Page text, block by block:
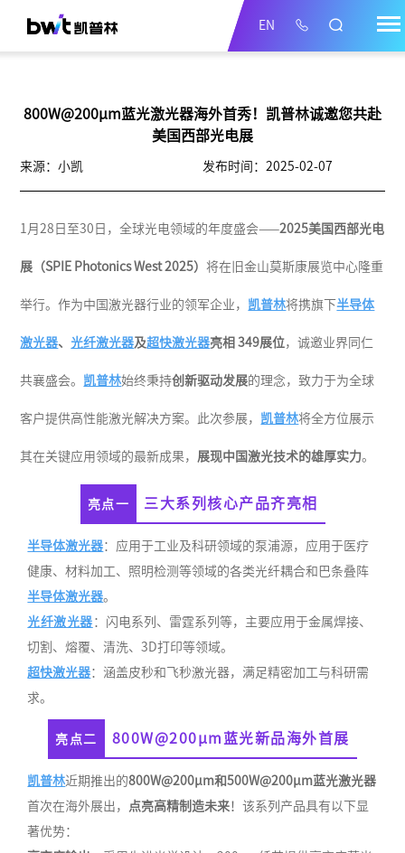
EN
800W@200μm蓝光激光器海外首秀！凯普林诚邀您共赴
美国西部光电展
来源：小凯 发布时间：2025-02-07
1月28日至30日，全球光电领域的年度盛会——2025美国西部光电
展（SPIE Photonics West 2025）将在旧金山莫斯康展览中心隆重
举行。作为中国激光器行业的领军企业， 凯普林将携旗下半导体
激光器、 光纤激光器及超快激光器亮相 349展位，诚邀业界同仁
共襄盛会。 凯普林始终秉持创新驱动发展的理念，致力于为全球
客户提供高性能激光解决方案。此次参展， 凯普林将全方位展示
其在关键应用领域的最新成果， 展现中国激光技术的雄厚实力。
亮点一 三大系列核心产品齐亮相
半导体激光器：应用于工业及科研领域的泵浦源 ，应用于医疗
健康、材料加工、照明检测等领域的各类光纤耦合和巴条叠阵
半导体激光器。
光纤激光器 ：闪电系列、雷霆系列等，主要应用于金属焊接、
切割、熔覆、清洗、3D打印等领域。
超快激光器：涵盖皮秒和飞秒激光器，满足精密加工与科研需
求。
亮点二 800W@200μm蓝光新品海外首展
凯普林近期推出的800W@200μm和500W@200μm蓝光激光器
首次在海外展出，
点亮高精制造未来！该系列产品具有以下显
著优势：